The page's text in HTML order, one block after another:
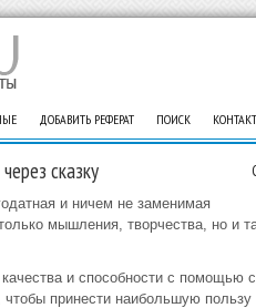
ДОБАВИТЬ РЕФЕРАТ ПОИСК
сказку
и ничем не заменимая
мышления, творчества, но и
и способности с помощью
принести наибольшую